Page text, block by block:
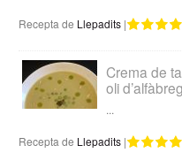
Recepta de Llepadits |
Crema de
oli
...
Recepta de Llepadits |